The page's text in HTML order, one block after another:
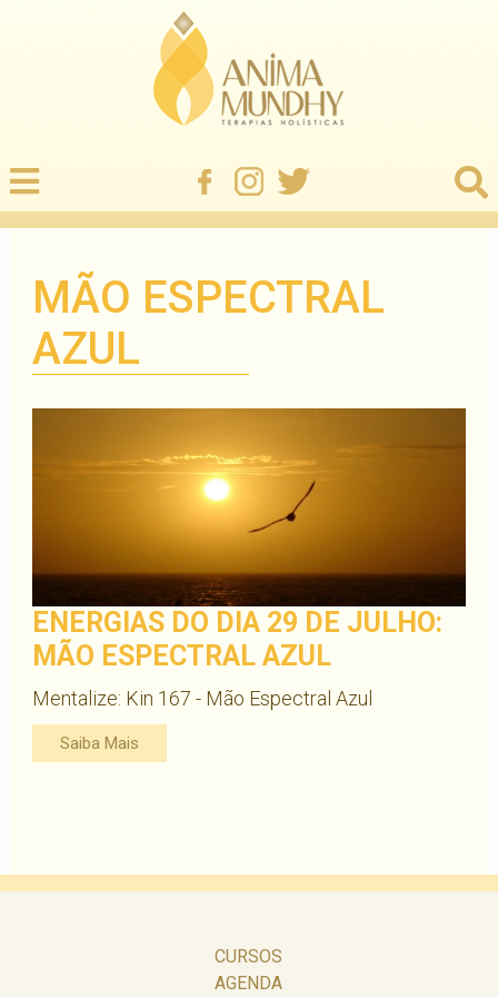
MÃO ESPECTRAL
AZUL
ENERGIAS DO DIA 29 DE JULHO:
MÃO ESPECTRAL AZUL
Mentalize: Kin 167 - Mão Espectral Azul
Saiba Mais
CURSOS
AGENDA